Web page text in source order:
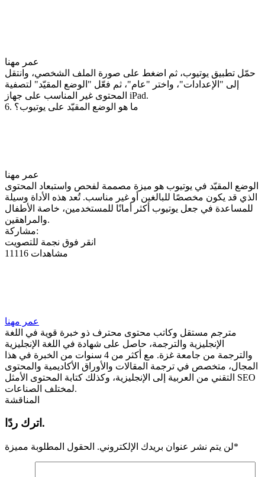
عمر مهنا
حمّل تطبيق يوتيوب، ثم اضغط على صورة الملف الشخصي، وانتقل
إلى "الإعدادات"، واختر "عام"، ثم فعّل "الوضع المقيّد" لتصفية
المحتوى غير المناسب على جهاز iPad.
6. ما هو الوضع المقيّد على يوتيوب؟
عمر مهنا
الوضع المقيّد في يوتيوب هو ميزة مصممة لفحص واستبعاد المحتوى
الذي قد يكون مخصصًا للبالغين أو غير مناسب. تُعد هذه الأداة وسيلة
للمساعدة في جعل يوتيوب أكثر أمانًا للمستخدمين، خاصة الأطفال
والمراهقين.
مشاركة:
انقر فوق نجمة للتصويت
11116 مشاهدات
عمر مهنا
مترجم مستقل وكاتب محتوى محترف ذو خبرة قوية في اللغة
الإنجليزية والترجمة، حاصل على شهادة في اللغة الإنجليزية
والترجمة من جامعة غزة. مع أكثر من 4 سنوات من الخبرة في هذا
المجال، متخصص في ترجمة المقالات والأوراق الأكاديمية والمحتوى
التقني من العربية إلى الإنجليزية، وكذلك كتابة المحتوى الأمثل SEO
لمختلف الصناعات.
المناقشة
اترك ردًا.
لن يتم نشر عنوان بريدك الإلكتروني. الحقول المطلوبة مميزة *